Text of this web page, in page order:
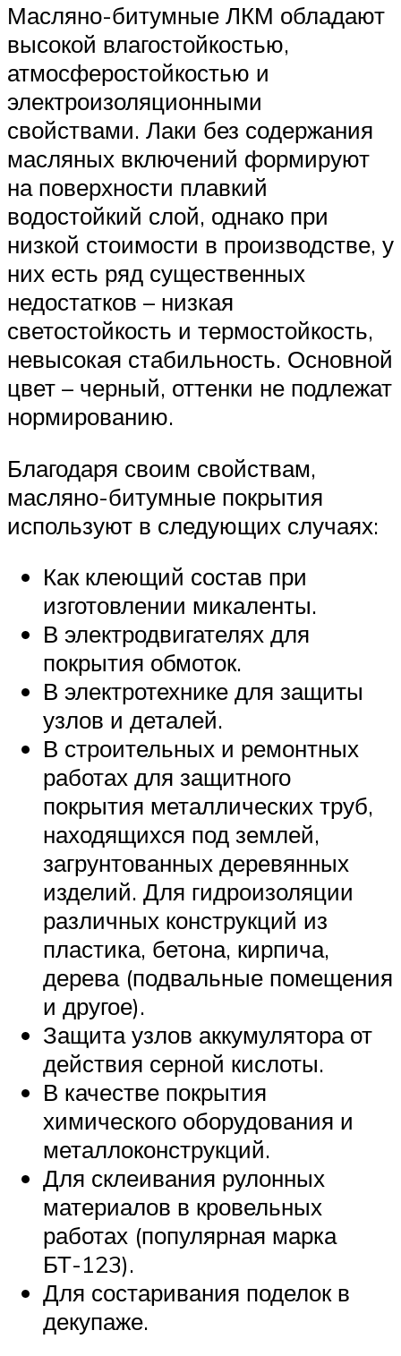
Масляно-битумные ЛКМ обладают
высокой влагостойкостью,
атмосферостойкостью и
электроизоляционными
свойствами. Лаки без содержания
масляных включений формируют
на поверхности плавкий
водостойкий слой, однако при
низкой стоимости в производстве, у
них есть ряд существенных
недостатков – низкая
светостойкость и термостойкость,
невысокая стабильность. Основной
цвет – черный, оттенки не подлежат
нормированию.
Благодаря своим свойствам,
масляно-битумные покрытия
используют в следующих случаях:
Как клеющий состав при
изготовлении микаленты.
В электродвигателях для
покрытия обмоток.
В электротехнике для защиты
узлов и деталей.
В строительных и ремонтных
работах для защитного
покрытия металлических труб,
находящихся под землей,
загрунтованных деревянных
изделий. Для гидроизоляции
различных конструкций из
пластика, бетона, кирпича,
дерева (подвальные помещения
и другое).
Защита узлов аккумулятора от
действия серной кислоты.
В качестве покрытия
химического оборудования и
металлоконструкций.
Для склеивания рулонных
материалов в кровельных
работах (популярная марка
БТ-123).
Для состаривания поделок в
декупаже.